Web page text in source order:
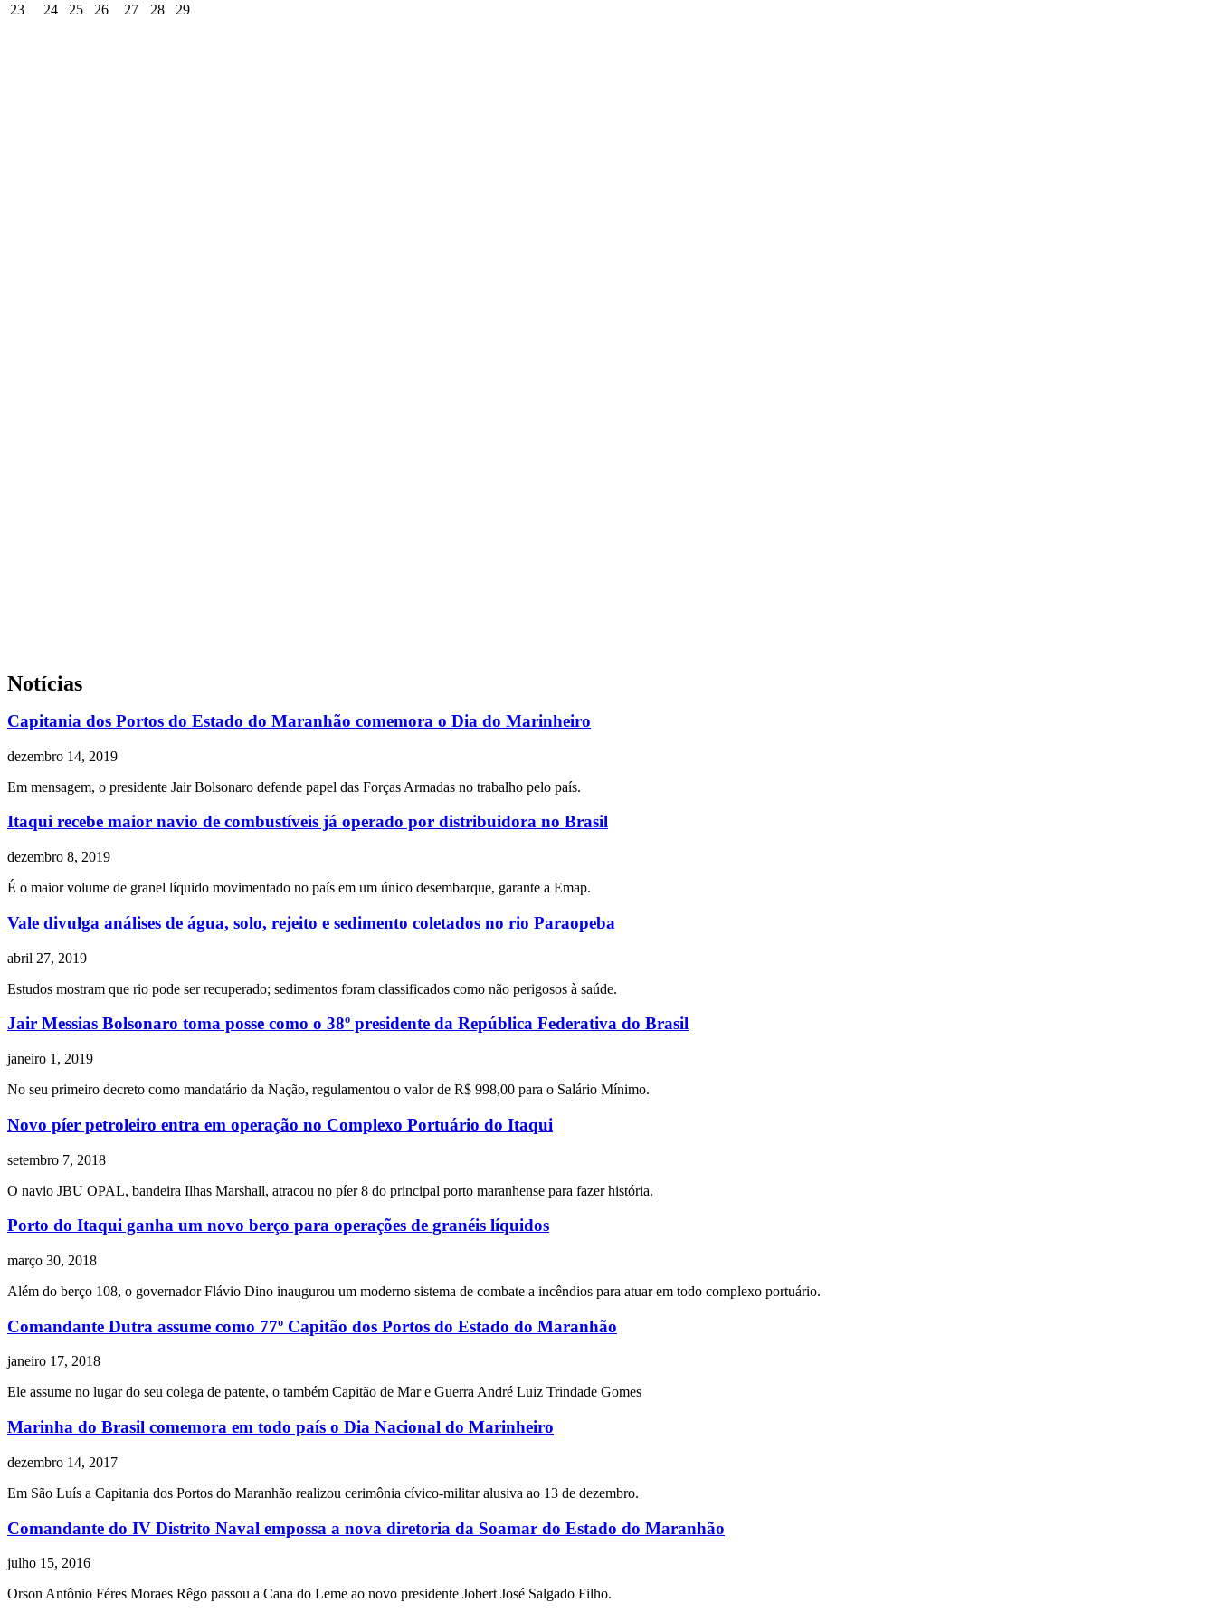
23
24 25 26 27 28 29
Notícias
Capitania dos Portos do Estado do Maranhão comemora o Dia do Marinheiro
dezembro 14, 2019
Em mensagem, o presidente Jair Bolsonaro defende papel das Forças Armadas no trabalho pelo país.
Itaqui recebe maior navio de combustíveis já operado por distribuidora no Brasil
dezembro 8, 2019
É o maior volume de granel líquido movimentado no país em um único desembarque, garante a Emap.
Vale divulga análises de água, solo, rejeito e sedimento coletados no rio Paraopeba
abril 27, 2019
Estudos mostram que rio pode ser recuperado; sedimentos foram classificados como não perigosos à saúde.
Jair Messias Bolsonaro toma posse como o 38º presidente da República Federativa do Brasil
janeiro 1, 2019
No seu primeiro decreto como mandatário da Nação, regulamentou o valor de R$ 998,00 para o Salário Mínimo.
Novo píer petroleiro entra em operação no Complexo Portuário do Itaqui
setembro 7, 2018
O navio JBU OPAL, bandeira Ilhas Marshall, atracou no píer 8 do principal porto maranhense para fazer história.
Porto do Itaqui ganha um novo berço para operações de granéis líquidos
março 30, 2018
Além do berço 108, o governador Flávio Dino inaugurou um moderno sistema de combate a incêndios para atuar em todo complexo portuário.
Comandante Dutra assume como 77º Capitão dos Portos do Estado do Maranhão
janeiro 17, 2018
Ele assume no lugar do seu colega de patente, o também Capitão de Mar e Guerra André Luiz Trindade Gomes
Marinha do Brasil comemora em todo país o Dia Nacional do Marinheiro
dezembro 14, 2017
Em São Luís a Capitania dos Portos do Maranhão realizou cerimônia cívico-militar alusiva ao 13 de dezembro.
Comandante do IV Distrito Naval empossa a nova diretoria da Soamar do Estado do Maranhão
julho 15, 2016
Orson Antônio Féres Moraes Rêgo passou a Cana do Leme ao novo presidente Jobert José Salgado Filho.